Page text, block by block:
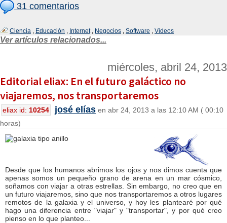
31 comentarios
Ciencia , Educación , Internet, Negocios , Software , Videos
Ver artículos relacionados...
miércoles, abril 24, 2013
Editorial eliax: En el futuro galáctico no
viajaremos, nos transportaremos
eliax id: 10254 josé elías en abr 24, 2013 a las 12:10 AM ( 00:10
horas)
Desde que los humanos abrimos los ojos y nos dimos cuenta que
apenas somos un pequeño grano de arena en un mar cósmico,
soñamos con viajar a otras estrellas. Sin embargo, no creo que en
un futuro viajaremos, sino que nos transportaremos a otros lugares
remotos de la galaxia y el universo, y hoy les plantearé por qué
hago una diferencia entre "viajar" y "transportar", y por qué creo
pienso en lo que planteo...